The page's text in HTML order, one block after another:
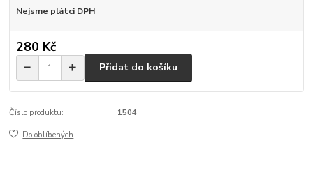
Nejsme plátci DPH
280 Kč
Přidat do košíku
Číslo produktu: 1504
Do oblíbených